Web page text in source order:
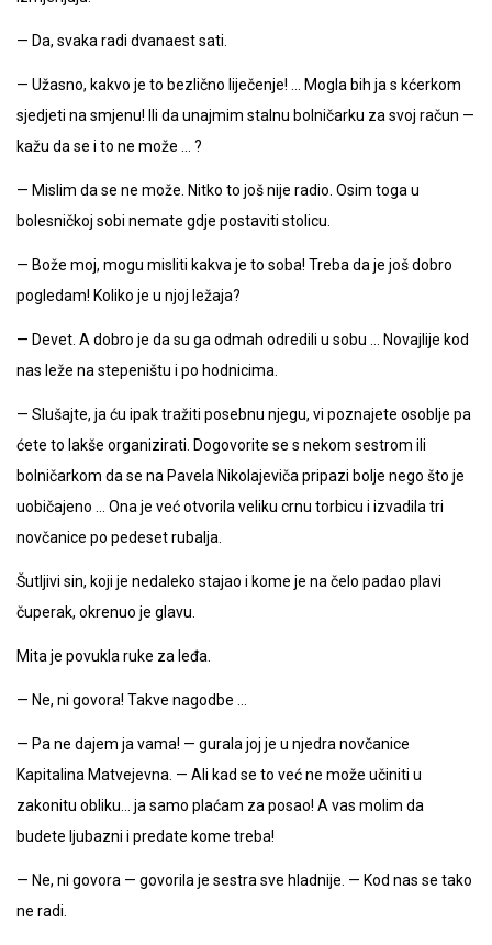
— Da, svaka radi dvanaest sati.
— Užasno, kakvo je to bezlično liječenje! … Mogla bih ja s kćerkom
sjedjeti na smjenu! Ili da unajmim stalnu bolničarku za svoj račun —
kažu da se i to ne može … ?
— Mislim da se ne može. Nitko to još nije radio. Osim toga u
bolesničkoj sobi nemate gdje postaviti stolicu.
— Bože moj, mogu misliti kakva je to soba! Treba da je još dobro
pogledam! Koliko je u njoj ležaja?
— Devet. A dobro je da su ga odmah odredili u sobu … Novajlije kod
nas leže na stepeništu i po hodnicima.
— Slušajte, ja ću ipak tražiti posebnu njegu, vi poznajete osoblje pa
ćete to lakše organizirati. Dogovorite se s nekom sestrom ili
bolničarkom da se na Pavela Nikolajeviča pripazi bolje nego što je
uobičajeno … Ona je već otvorila veliku crnu torbicu i izvadila tri
novčanice po pedeset rubalja.
Šutljivi sin, koji je nedaleko stajao i kome je na čelo padao plavi
čuperak, okrenuo je glavu.
Mita je povukla ruke za leđa.
— Ne, ni govora! Takve nagodbe …
— Pa ne dajem ja vama! — gurala joj je u njedra novčanice
Kapitalina Matvejevna. — Ali kad se to već ne može učiniti u
zakonitu obliku… ja samo plaćam za posao! A vas molim da
budete ljubazni i predate kome treba!
— Ne, ni govora — govorila je sestra sve hladnije. — Kod nas se tako
ne radi.